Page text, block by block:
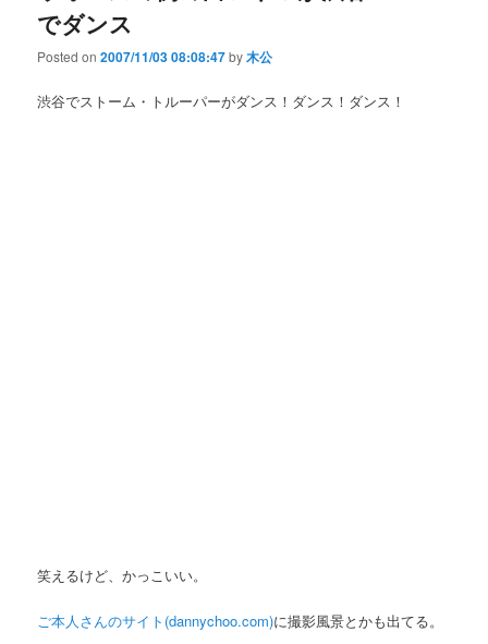
でダンス
Posted on2007/11/03 08:08:47by木公
渋谷でストーム・トルーパーがダンス！ダンス！ダンス！
笑えるけど、かっこいい。
ご本人さんのサイト(dannychoo.com)に撮影風景とかも出てる。